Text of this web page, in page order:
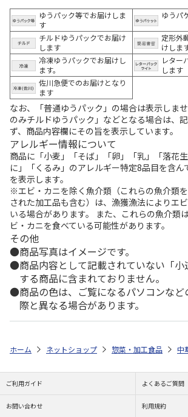
ゆうパック等でお届けしま
す
ゆうパ
チルドゆうパックでお届け
します
定形外
けしま
冷凍ゆうパックでお届けし
ます。
レター
します
佐川急便でのお届けとなり
ます
なお、「普通ゆうパック」の場合は表示しま
のみチルドゆうパック」などとなる場合は、
ず、商品内容欄にその旨を表示しています。
アレルギー情報について
商品に「小麦」「そば」「卵」「乳」「落花
に」「くるみ」のアレルギー特定8品目を含ん
を表示します。
※エビ・カニを除く魚介類（これらの魚介類
された加工品も含む）は、漁獲漁法によりエ
いる場合があります。 また、これらの魚介類
ビ・カニを食べている可能性があります。
その他
商品写真はイメージです。
商品内容として記載されていない「
する商品に含まれておりません。
商品の色は、ご覧になるパソコンなど
際と異なる場合があります。
ホーム ネットショップ 惣菜・加工食品 中
ご利用ガイド よくあるご質問
お問い合わせ 利用規約